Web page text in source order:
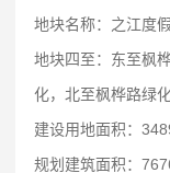
地块名称：之江度
地块四至：东至枫
化，北至枫桦路绿
建设用地面积：
规划建筑面积：